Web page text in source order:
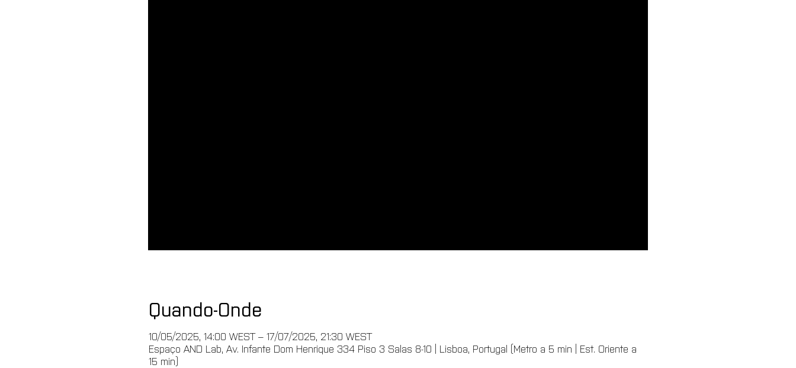
Quando-Onde
10/05/2025, 14:00 WEST – 17/07/2025, 21:30 WEST
Espaço AND Lab, Av. Infante Dom Henrique 334 Piso 3 Salas 8-10 | Lisboa, Portugal (Metro a 5 min | Est. Oriente a
15 min)